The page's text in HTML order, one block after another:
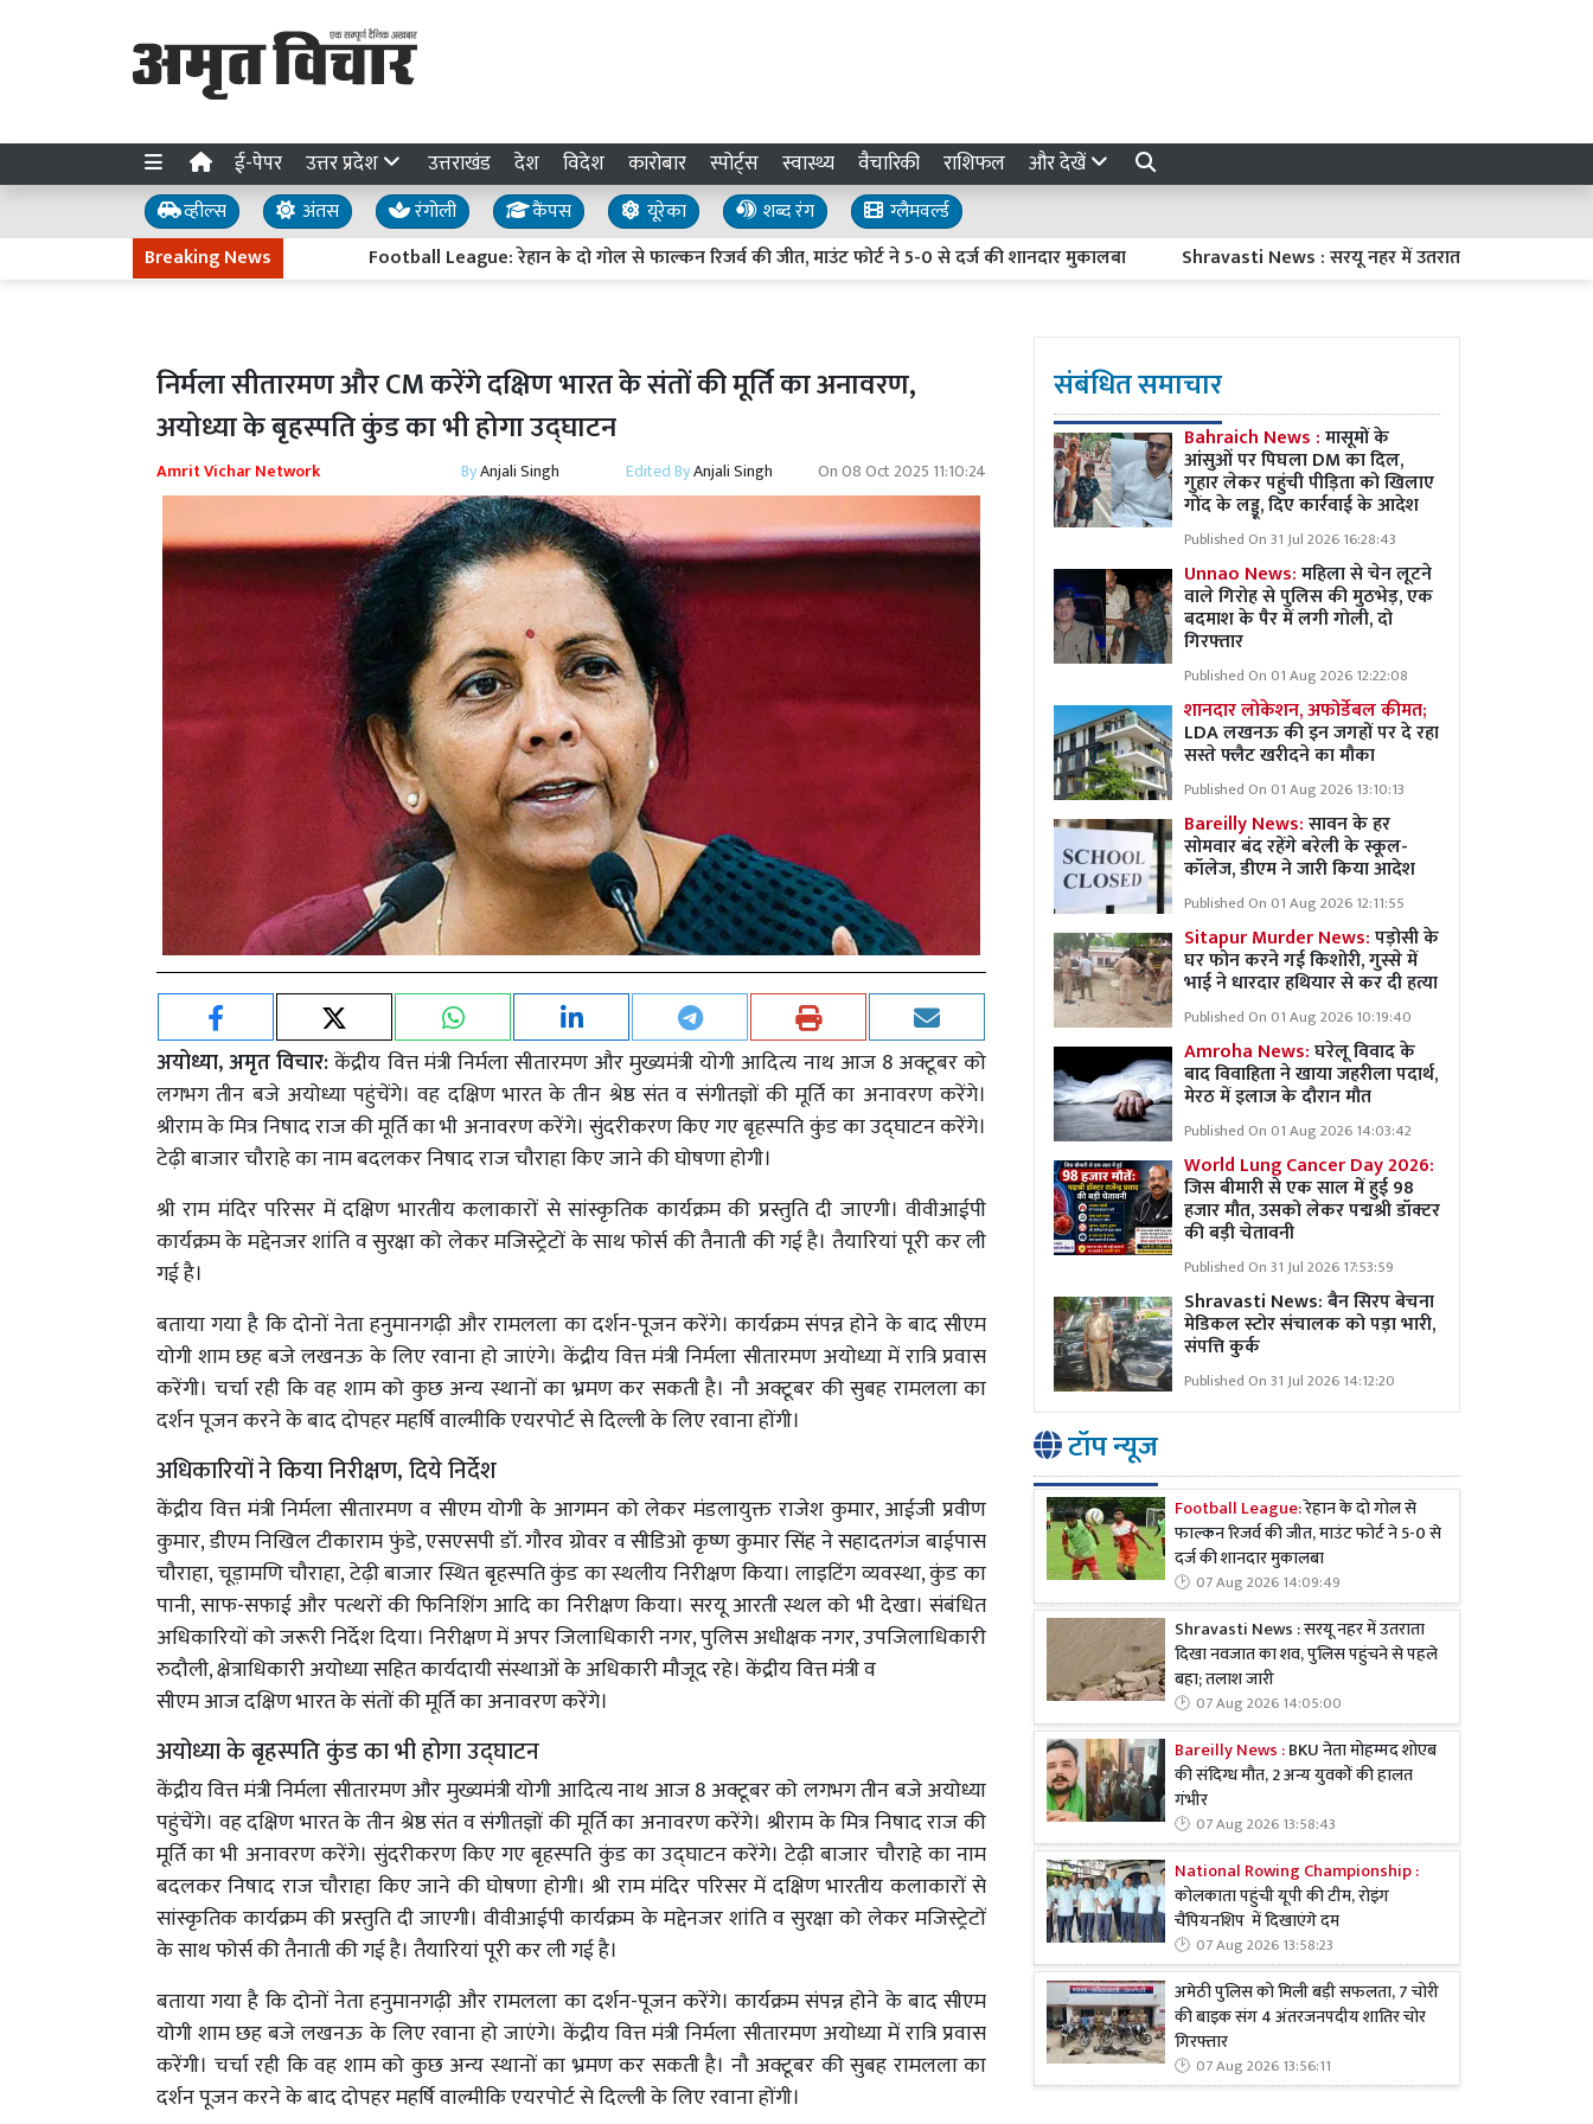
ई-पेपर उत्तर प्रदेश उत्तराखंड देश विदेश कारोबार स्पोर्ट्स स्वास्थ्य वैचारिकी राशिफल और देखें
व्हील्स अंतस रंगोली कैंपस यूरेका शब्द रंग
ग्लैमवर्ल्ड
Breaking News
Football League: रेहान के दो गोल से फाल्कन रिजर्व की जीत, माउंट फोर्ट ने 5-0 से दर्ज की शानदार मुकालबा Shravasti News : सरयू नहर में उतराता दिखा नवजात का शव,
निर्मला सीतारमण और CM करेंगे दक्षिण भारत के संतों की मूर्ति का अनावरण,
अयोध्या के बृहस्पति कुंड का भी होगा उद्घाटन
Amrit Vichar Network ByAnjali Singh Edited ByAnjali Singh On08 Oct 2025 11:10:24
अयोध्या, अमृत विचार:केंद्रीय वित्त मंत्री निर्मला सीतारमण और मुख्यमंत्री योगी आदित्य नाथ आज 8 अक्टूबर को
लगभग तीन बजे अयोध्या पहुंचेंगे। वह दक्षिण भारत के तीन श्रेष्ठ संत व संगीतज्ञों की मूर्ति का अनावरण करेंगे।
श्रीराम के मित्र निषाद राज की मूर्ति का भी अनावरण करेंगे। सुंदरीकरण किए गए बृहस्पति कुंड का उद्घाटन करेंगे।
टेढ़ी बाजार चौराहे का नाम बदलकर निषाद राज चौराहा किए जाने की घोषणा होगी।
श्री राम मंदिर परिसर में दक्षिण भारतीय कलाकारों से सांस्कृतिक कार्यक्रम की प्रस्तुति दी जाएगी। वीवीआईपी
कार्यक्रम के मद्देनजर शांति व सुरक्षा को लेकर मजिस्ट्रेटों के साथ फोर्स की तैनाती की गई है। तैयारियां पूरी कर ली
गई है।
बताया गया है कि दोनों नेता हनुमानगढ़ी और रामलला का दर्शन-पूजन करेंगे। कार्यक्रम संपन्न होने के बाद सीएम
योगी शाम छह बजे लखनऊ के लिए रवाना हो जाएंगे। केंद्रीय वित्त मंत्री निर्मला सीतारमण अयोध्या में रात्रि प्रवास
करेंगी। चर्चा रही कि वह शाम को कुछ अन्य स्थानों का भ्रमण कर सकती है। नौ अक्टूबर की सुबह रामलला का
दर्शन पूजन करने के बाद दोपहर महर्षि वाल्मीकि एयरपोर्ट से दिल्ली के लिए रवाना होंगी।
अधिकारियों ने किया निरीक्षण, दिये निर्देश
केंद्रीय वित्त मंत्री निर्मला सीतारमण व सीएम योगी के आगमन को लेकर मंडलायुक्त राजेश कुमार, आईजी प्रवीण
कुमार, डीएम निखिल टीकाराम फुंडे, एसएसपी डॉ. गौरव ग्रोवर व सीडिओ कृष्ण कुमार सिंह ने सहादतगंज बाईपास
चौराहा, चूड़ामणि चौराहा, टेढ़ी बाजार स्थित बृहस्पति कुंड का स्थलीय निरीक्षण किया। लाइटिंग व्यवस्था, कुंड का
पानी, साफ-सफाई और पत्थरों की फिनिशिंग आदि का निरीक्षण किया। सरयू आरती स्थल को भी देखा। संबंधित
अधिकारियों को जरूरी निर्देश दिया। निरीक्षण में अपर जिलाधिकारी नगर, पुलिस अधीक्षक नगर, उपजिलाधिकारी
रुदौली, क्षेत्राधिकारी अयोध्या सहित कार्यदायी संस्थाओं के अधिकारी मौजूद रहे। केंद्रीय वित्त मंत्री व
सीएम आज दक्षिण भारत के संतों की मूर्ति का अनावरण करेंगे।
अयोध्या के बृहस्पति कुंड का भी होगा उद्घाटन
केंद्रीय वित्त मंत्री निर्मला सीतारमण और मुख्यमंत्री योगी आदित्य नाथ आज 8 अक्टूबर को लगभग तीन बजे अयोध्या
पहुंचेंगे। वह दक्षिण भारत के तीन श्रेष्ठ संत व संगीतज्ञों की मूर्ति का अनावरण करेंगे। श्रीराम के मित्र निषाद राज की
मूर्ति का भी अनावरण करेंगे। सुंदरीकरण किए गए बृहस्पति कुंड का उद्घाटन करेंगे। टेढ़ी बाजार चौराहे का नाम
बदलकर निषाद राज चौराहा किए जाने की घोषणा होगी। श्री राम मंदिर परिसर में दक्षिण भारतीय कलाकारों से
सांस्कृतिक कार्यक्रम की प्रस्तुति दी जाएगी। वीवीआईपी कार्यक्रम के मद्देनजर शांति व सुरक्षा को लेकर मजिस्ट्रेटों
के साथ फोर्स की तैनाती की गई है। तैयारियां पूरी कर ली गई है।
बताया गया है कि दोनों नेता हनुमानगढ़ी और रामलला का दर्शन-पूजन करेंगे। कार्यक्रम संपन्न होने के बाद सीएम
योगी शाम छह बजे लखनऊ के लिए रवाना हो जाएंगे। केंद्रीय वित्त मंत्री निर्मला सीतारमण अयोध्या में रात्रि प्रवास
करेंगी। चर्चा रही कि वह शाम को कुछ अन्य स्थानों का भ्रमण कर सकती है। नौ अक्टूबर की सुबह रामलला का
दर्शन पूजन करने के बाद दोपहर महर्षि वाल्मीकि एयरपोर्ट से दिल्ली के लिए रवाना होंगी।
संबंधित समाचार
Bahraich News :मासूमों के
आंसुओं पर पिघला DM का दिल,
गुहार लेकर पहुंची पीड़िता को खिलाए
गोंद के लड्डू, दिए कार्रवाई के आदेश
Published On 31 Jul 2026 16:28:43
Unnao News:महिला से चेन लूटने
वाले गिरोह से पुलिस की मुठभेड़, एक
बदमाश के पैर में लगी गोली, दो
गिरफ्तार
Published On 01 Aug 2026 12:22:08
शानदार लोकेशन, अफोर्डेबल कीमत;
LDA लखनऊ की इन जगहों पर दे रहा
सस्ते फ्लैट खरीदने का मौका
Published On 01 Aug 2026 13:10:13
Bareilly News:सावन के हर
सोमवार बंद रहेंगे बरेली के स्कूल-
कॉलेज, डीएम ने जारी किया आदेश
Published On 01 Aug 2026 12:11:55
Sitapur Murder News:पड़ोसी के
घर फोन करने गई किशोरी, गुस्से में
भाई ने धारदार हथियार से कर दी हत्या
Published On 01 Aug 2026 10:19:40
Amroha News:घरेलू विवाद के
बाद विवाहिता ने खाया जहरीला पदार्थ,
मेरठ में इलाज के दौरान मौत
Published On 01 Aug 2026 14:03:42
World Lung Cancer Day 2026:
जिस बीमारी से एक साल में हुई 98
हजार मौत, उसको लेकर पद्मश्री डॉक्टर
की बड़ी चेतावनी
Published On 31 Jul 2026 17:53:59
Shravasti News:बैन सिरप बेचना
मेडिकल स्टोर संचालक को पड़ा भारी,
संपत्ति कुर्क
Published On 31 Jul 2026 14:12:20
टॉप न्यूज
Football League:रेहान के दो गोल से
फाल्कन रिजर्व की जीत, माउंट फोर्ट ने 5-0 से
दर्ज की शानदार मुकालबा
07 Aug 2026 14:09:49
Shravasti News : सरयू नहर में उतराता
दिखा नवजात का शव, पुलिस पहुंचने से पहले
बहा; तलाश जारी
07 Aug 2026 14:05:00
Bareilly News :BKU नेता मोहम्मद शोएब
की संदिग्ध मौत, 2 अन्य युवकों की हालत
गंभीर
07 Aug 2026 13:58:43
National Rowing Championship :
कोलकाता पहुंची यूपी की टीम, रोइंग
चैंपियनशिप में दिखाएंगे दम
07 Aug 2026 13:58:23
अमेठी पुलिस को मिली बड़ी सफलता, 7 चोरी
की बाइक संग 4 अंतरजनपदीय शातिर चोर
गिरफ्तार
07 Aug 2026 13:56:11